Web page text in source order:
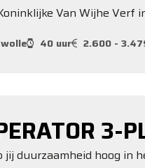
Van Wijhe Verf
40 uur 2.600 -
3-
jij duurzaamheid hoog in